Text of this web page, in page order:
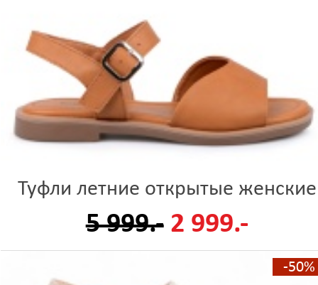
Туфли летние открытые женские
5 999.- 2 999.-
-50%